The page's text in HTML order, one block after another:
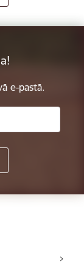
e-pastā.